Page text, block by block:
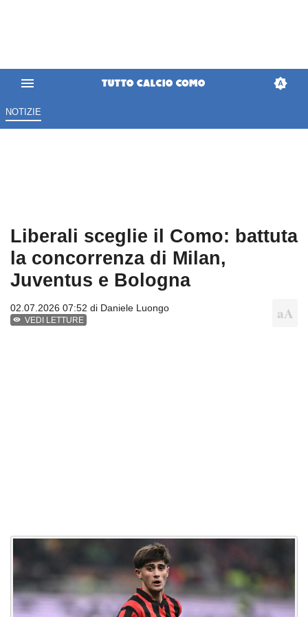
NOTIZIE
Liberali sceglie il Como: battuta
la concorrenza di Milan,
Juventus e Bologna
02.07.2026 07:52 di Daniele Luongo
VEDI LETTURE